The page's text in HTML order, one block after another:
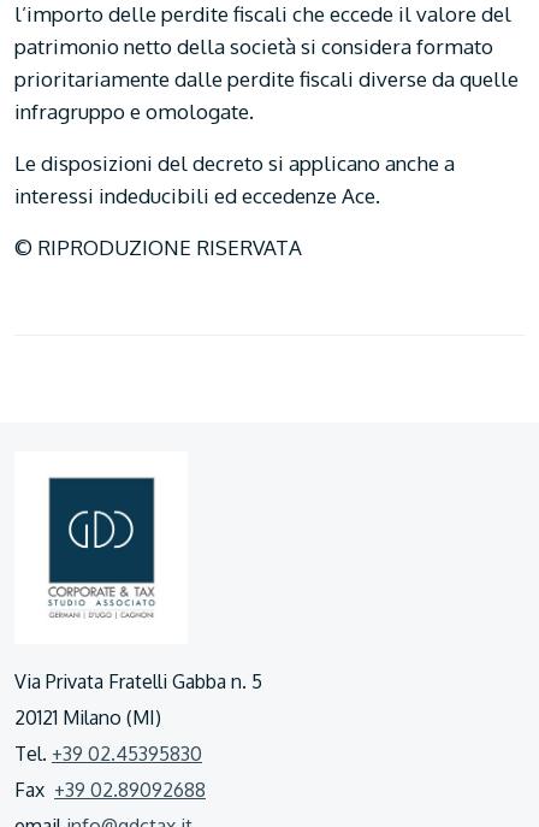
l’importo delle perdite fiscali che eccede il valore del
patrimonio netto della società si considera formato
prioritariamente dalle perdite fiscali diverse da quelle
infragruppo e omologate.
Le disposizioni del decreto si applicano anche a
interessi indeducibili ed eccedenze Ace.
© RIPRODUZIONE RISERVATA
Via Privata Fratelli Gabba n. 5
20121 Milano (MI)
Tel. +39 02.45395830
Fax +39 02.89092688